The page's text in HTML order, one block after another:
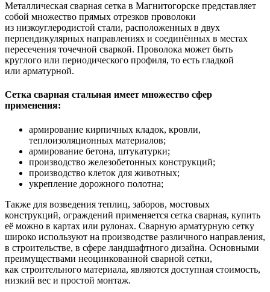
Металлическая сварная сетка в Магнитогорске представляет
собой множество прямых отрезков проволоки
из низкоуглеродистой стали, расположенных в двух
перпендикулярных направлениях и соединённых в местах
пересечения точечной сваркой. Проволока может быть
круглого или периодического профиля, то есть гладкой
или арматурной.
Сетка сварная стальная имеет множество сфер
применения:
армирование кирпичных кладок, кровли,
теплоизоляционных материалов;
армирование бетона, штукатурки;
производство железобетонных конструкций;
производство клеток для животных;
укрепление дорожного полотна;
Также для возведения теплиц, заборов, мостовых
конструкций, ограждений применяется сетка сварная, купить
её можно в картах или рулонах. Сварную арматурную сетку
широко используют на производстве различного направления,
в строительстве, в сфере ландшафтного дизайна. Основными
преимуществами неоцинкованной сварной сетки,
как строительного материала, являются доступная стоимость,
низкий вес и простой монтаж.